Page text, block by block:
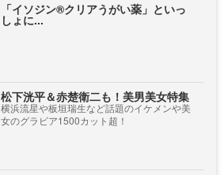
「イソジン®クリアうがい薬」といっ
しょに...
松下洸平＆赤楚衛二も！美男美女特集
横浜流星や板垣瑞生など話題のイケメンや美
女のグラビア1500カット超！